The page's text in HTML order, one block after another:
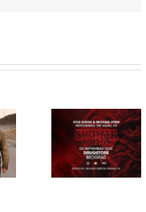
STRANGER
THINGS
muzika iz